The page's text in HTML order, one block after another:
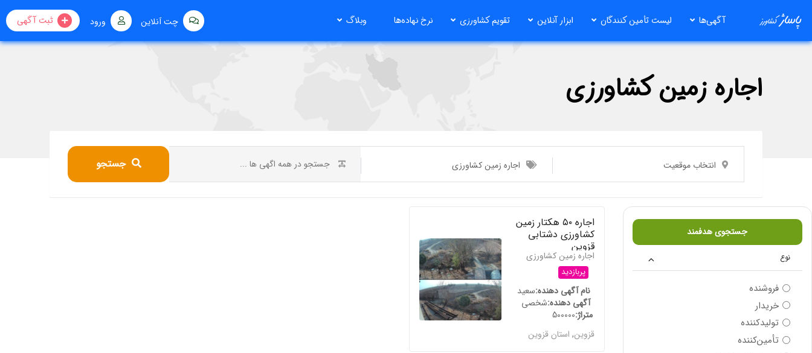
محتوا
ثبت آگهی ورود چت آنلاین آگهی‌ها لیست تأمین کنندگان ابزار آنلاین تقویم کشاورزی نرخ نهاده‌ها وبلاگ
اجاره زمین کشاورزی
انتخاب موقعیت اجاره زمین کشاورزی جستجو
جستجوی هدفمند
نوع
فروشنده
خریدار
تولیدکننده
تأمین‌کننده
اجاره ۵۰ هکتار زمین
کشاورزی دشتابی
قزوین
اجاره زمین کشاورزی
پربازدید
نام آگهی دهنده سعید
آگهی دهنده شخصی
متراژ 500000
قزوین, استان قزوین